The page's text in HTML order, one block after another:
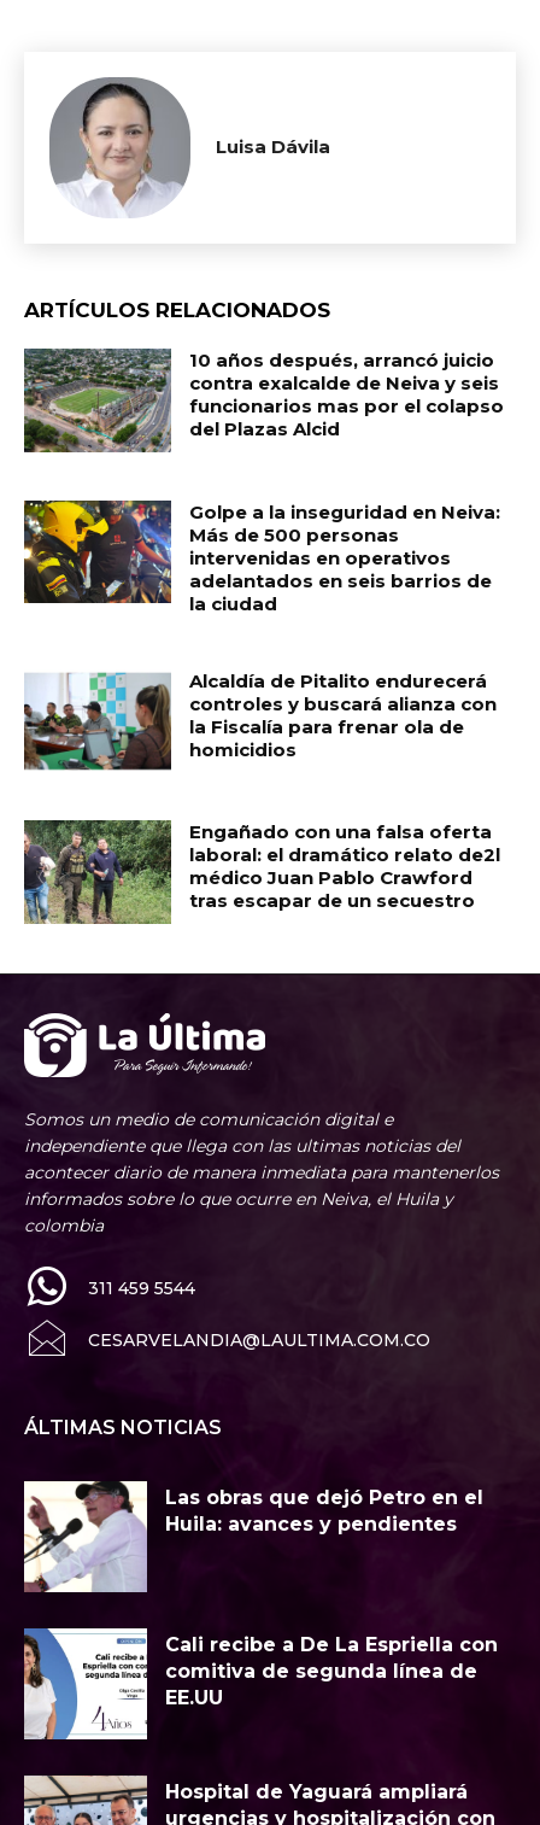
Luisa Dávila
ARTÍCULOS RELACIONADOS
10 años después, arrancó juicio
contra exalcalde de Neiva y seis
funcionarios mas por el colapso
del Plazas Alcid
Golpe a la inseguridad en Neiva:
Más de 500 personas
intervenidas en operativos
adelantados en seis barrios de
la ciudad
Alcaldía de Pitalito endurecerá
controles y buscará alianza con
la Fiscalía para frenar ola de
homicidios
Engañado con una falsa oferta
laboral: el dramático relato de2l
médico Juan Pablo Crawford
tras escapar de un secuestro
Somos un medio de comunicación digital e
independiente que llega con las ultimas noticias del
acontecer diario de manera inmediata para mantenerlos
informados sobre lo que ocurre en Neiva, el Huila y
colombia
311 459 5544
CESARVELANDIA@LAULTIMA.COM.CO
ÁLTIMAS NOTICIAS
Las obras que dejó Petro en el
Huila: avances y pendientes
Cali recibe a De La Espriella con
comitiva de segunda línea de
EE.UU
Hospital de Yaguará ampliará
urgencias y hospitalización con